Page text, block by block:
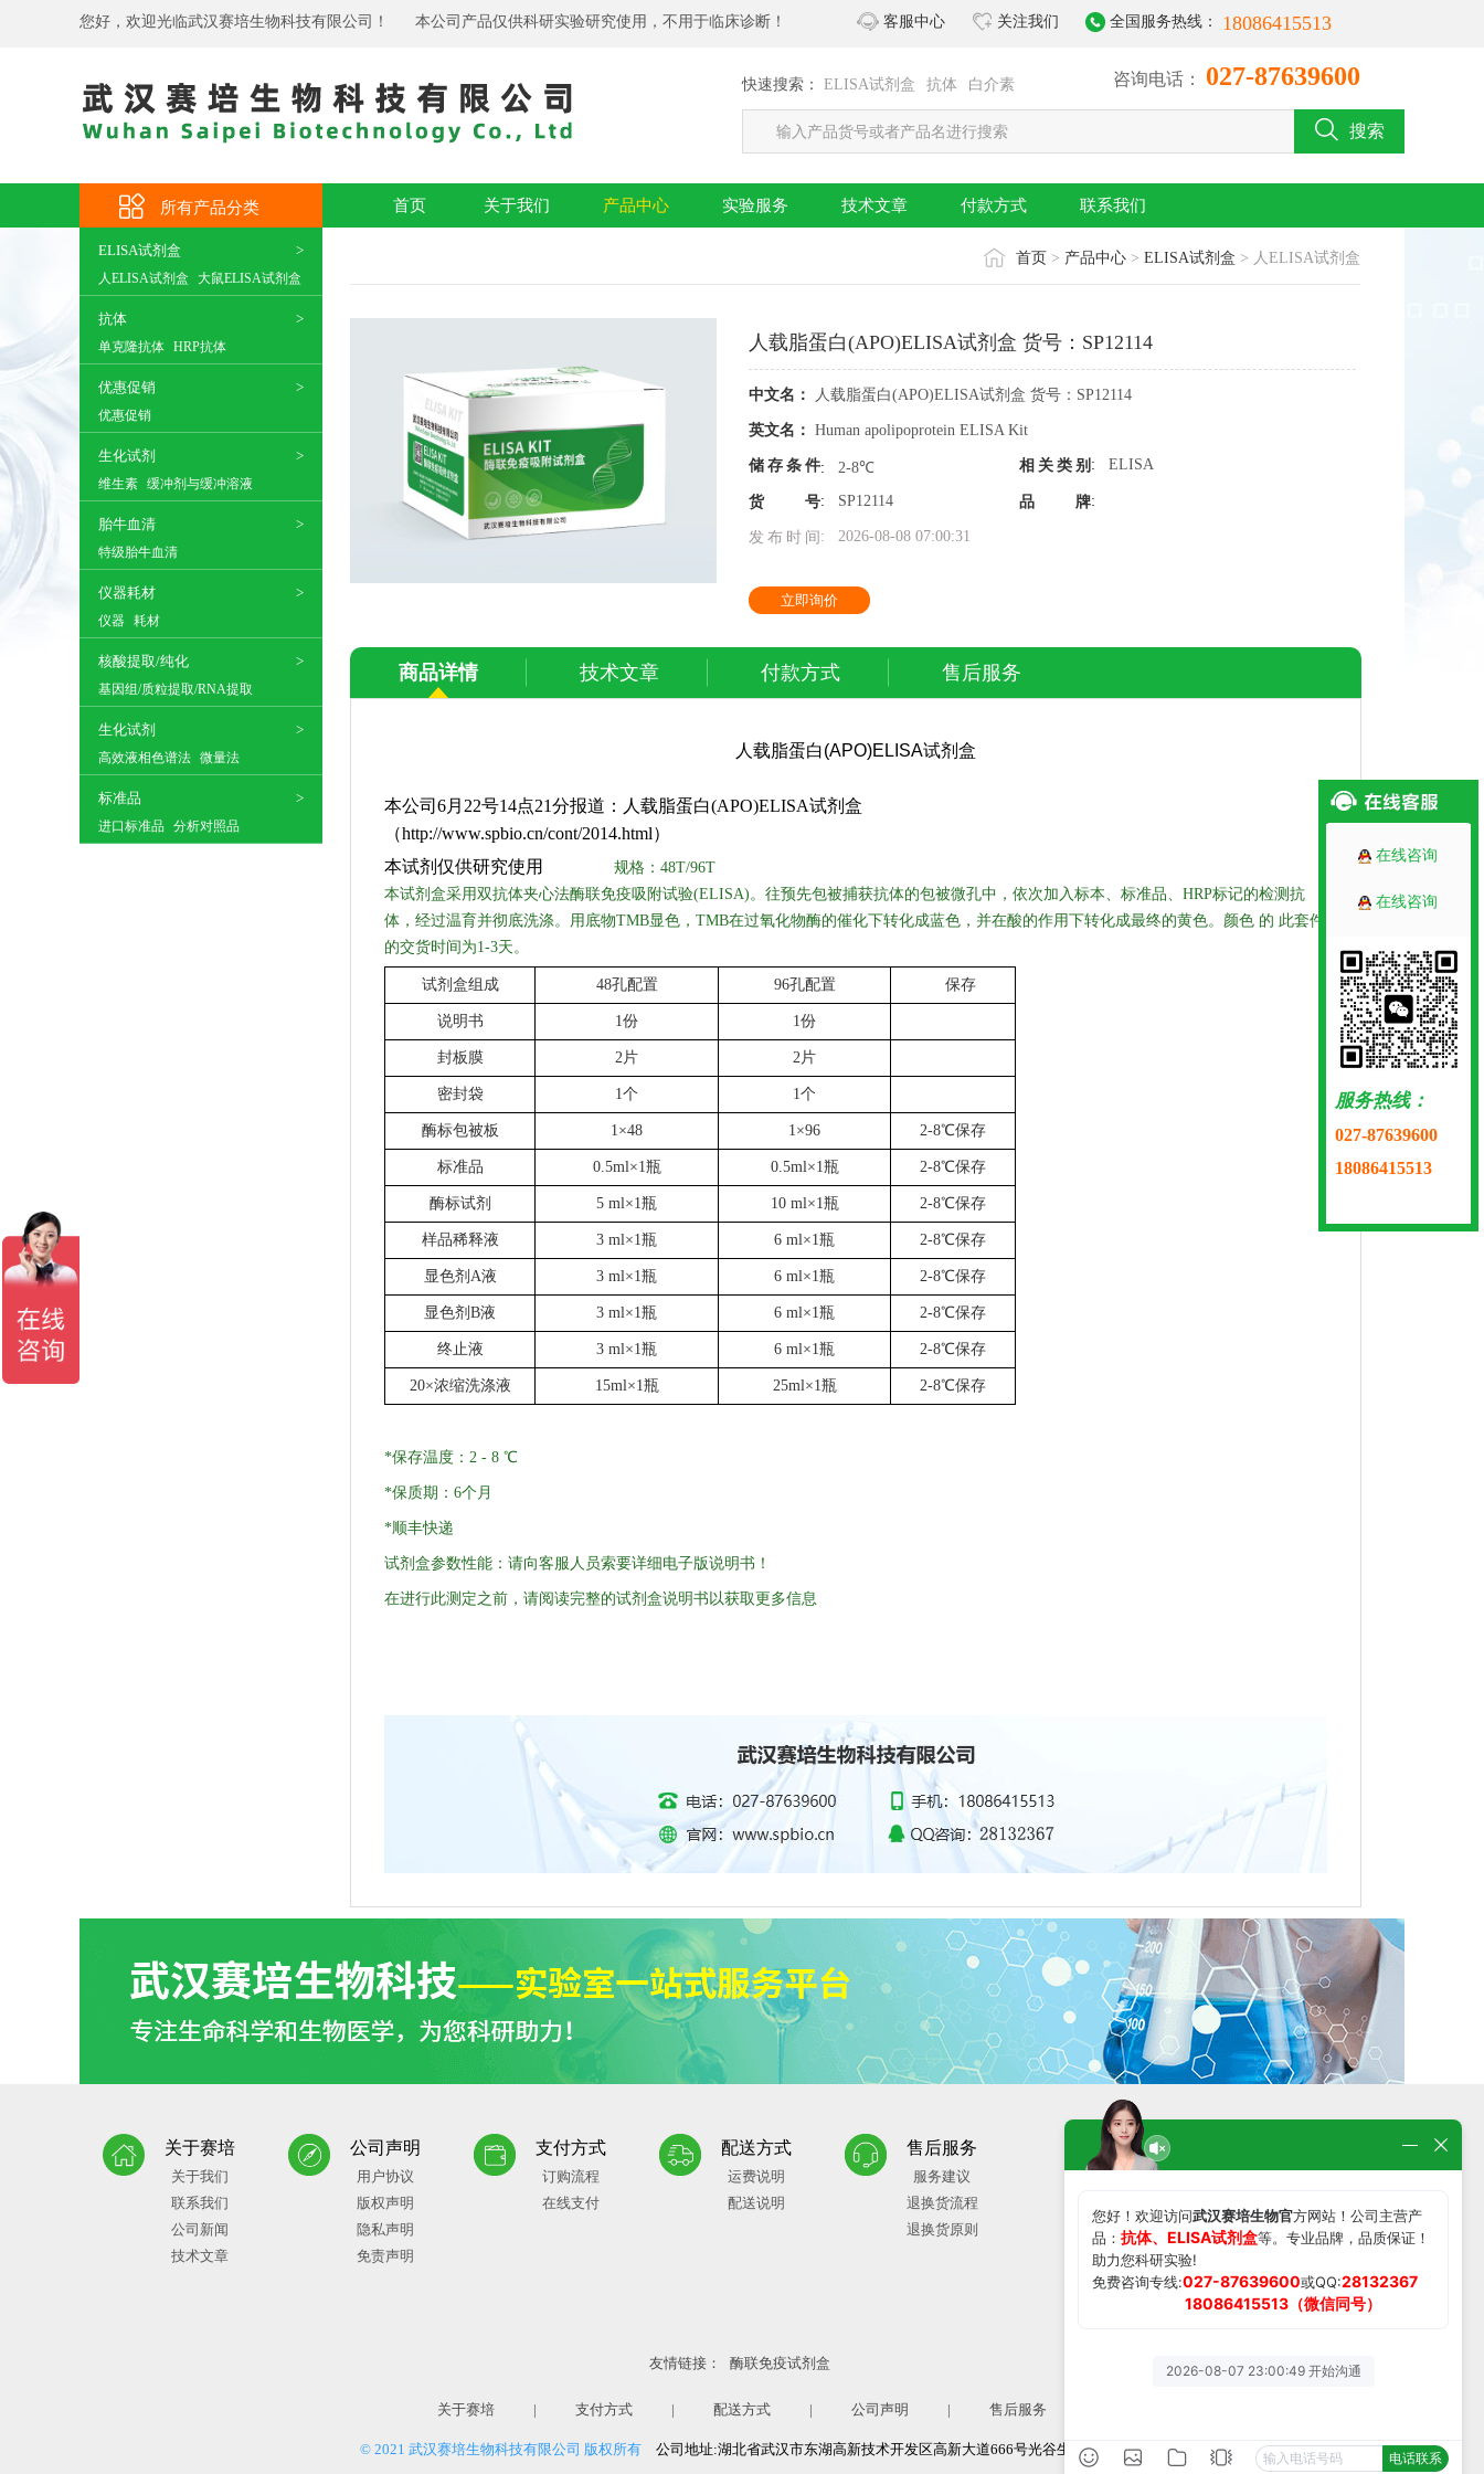
您好，欢迎光临武汉赛培生物科技有限公司！ 本公司产品仅供科研实验研究使用，不用于临床诊断！ 客服中心 关注我们 全国服务热线： 18086415513
快速搜索： ELISA试剂盒 抗体 白介素 咨询电话： 027-87639600
搜索
所有产品分类
ELISA试剂盒
人ELISA试剂盒 大鼠ELISA试剂盒
抗体
单克隆抗体 HRP抗体
优惠促销
优惠促销
生化试剂
维生素 缓冲剂与缓冲溶液
胎牛血清
特级胎牛血清
仪器耗材
仪器 耗材
核酸提取/纯化
基因组/质粒提取/RNA提取
生化试剂
高效液相色谱法 微量法
标准品
进口标准品 分析对照品
首页 关于我们 产品中心 实验服务 技术文章 付款方式 联系我们
首页 > 产品中心 > ELISA试剂盒 > 人ELISA试剂盒
人载脂蛋白(APO)ELISA试剂盒 货号：SP12114
中文名： 人载脂蛋白(APO)ELISA试剂盒 货号：SP12114
英文名： Human apolipoprotein ELISA Kit
储存条件: 2-8℃ 相关类别 : ELISA
货号: SP12114 品牌:
发布时间 : 2026-08-08 07:00:31
立即询价
商品详情 技术文章 付款方式 售后服务
人载脂蛋白(APO)ELISA试剂盒
本公司6月22号14点21分报道：人载脂蛋白(APO)ELISA试剂盒
（http://www.spbio.cn/cont/2014.html）
本试剂仅供研究使用
规格： 48T/96T
本试剂盒采用双抗体夹心法酶联免疫吸附试验(ELISA)。往预先包被捕获抗体的包被微孔中，依次加入标本、标准品、HRP标记的检测抗
体，经过温育并彻底洗涤。用底物TMB显色，TMB在过氧化物酶的催化下转化成蓝色，并在酸的作用下转化成最终的黄色。颜色 的 此套件
的交货时间为1-3天。
试剂盒组成 48孔配置 96孔配置 保存
说明书 1份 1份
封板膜 2片 2片
密封袋 1个 1个
酶标包被板 1×48 1×96 2-8℃保存
标准品 0.5ml×1瓶 0.5ml×1瓶 2-8℃保存
酶标试剂 5 ml×1瓶 10 ml×1瓶 2-8℃保存
样品稀释液 3 ml×1瓶 6 ml×1瓶 2-8℃保存
显色剂 A液 3 ml×1瓶 6 ml×1瓶 2-8℃保存
显色剂 B液 3 ml×1瓶 6 ml×1瓶 2-8℃保存
终止液 3 ml×1瓶 6 ml×1瓶 2-8℃保存
20×浓缩洗涤液 15ml×1瓶 25ml×1瓶 2-8℃保存
*保存温度：2 - 8 ℃
*保质期：6个月
*顺丰快递
试剂盒参数性能：请向客服人员索要详细电子版说明书！
在进行此测定之前，请阅读完整的试剂盒说明书以获取更多信息
关于赛培
关于我们
联系我们
公司新闻
技术文章
公司声明
用户协议
版权声明
隐私声明
免责声明
支付方式
订购流程
在线支付
配送方式
运费说明
配送说明
售后服务
服务建议
退换货流程
退换货原则
在线留言
微信扫一扫了解更多产品
友情链接： 酶联免疫试剂盒
关于赛培 | 支付方式 | 配送方式 | 公司声明 | 售后服务
© 2021 武汉赛培生物科技有限公司 版权所有 公司地址:湖北省武汉市东湖高新技术开发区高新大道666号光谷生物城B区
在线咨询
在线咨询
服务热线：
027-87639600
18086415513